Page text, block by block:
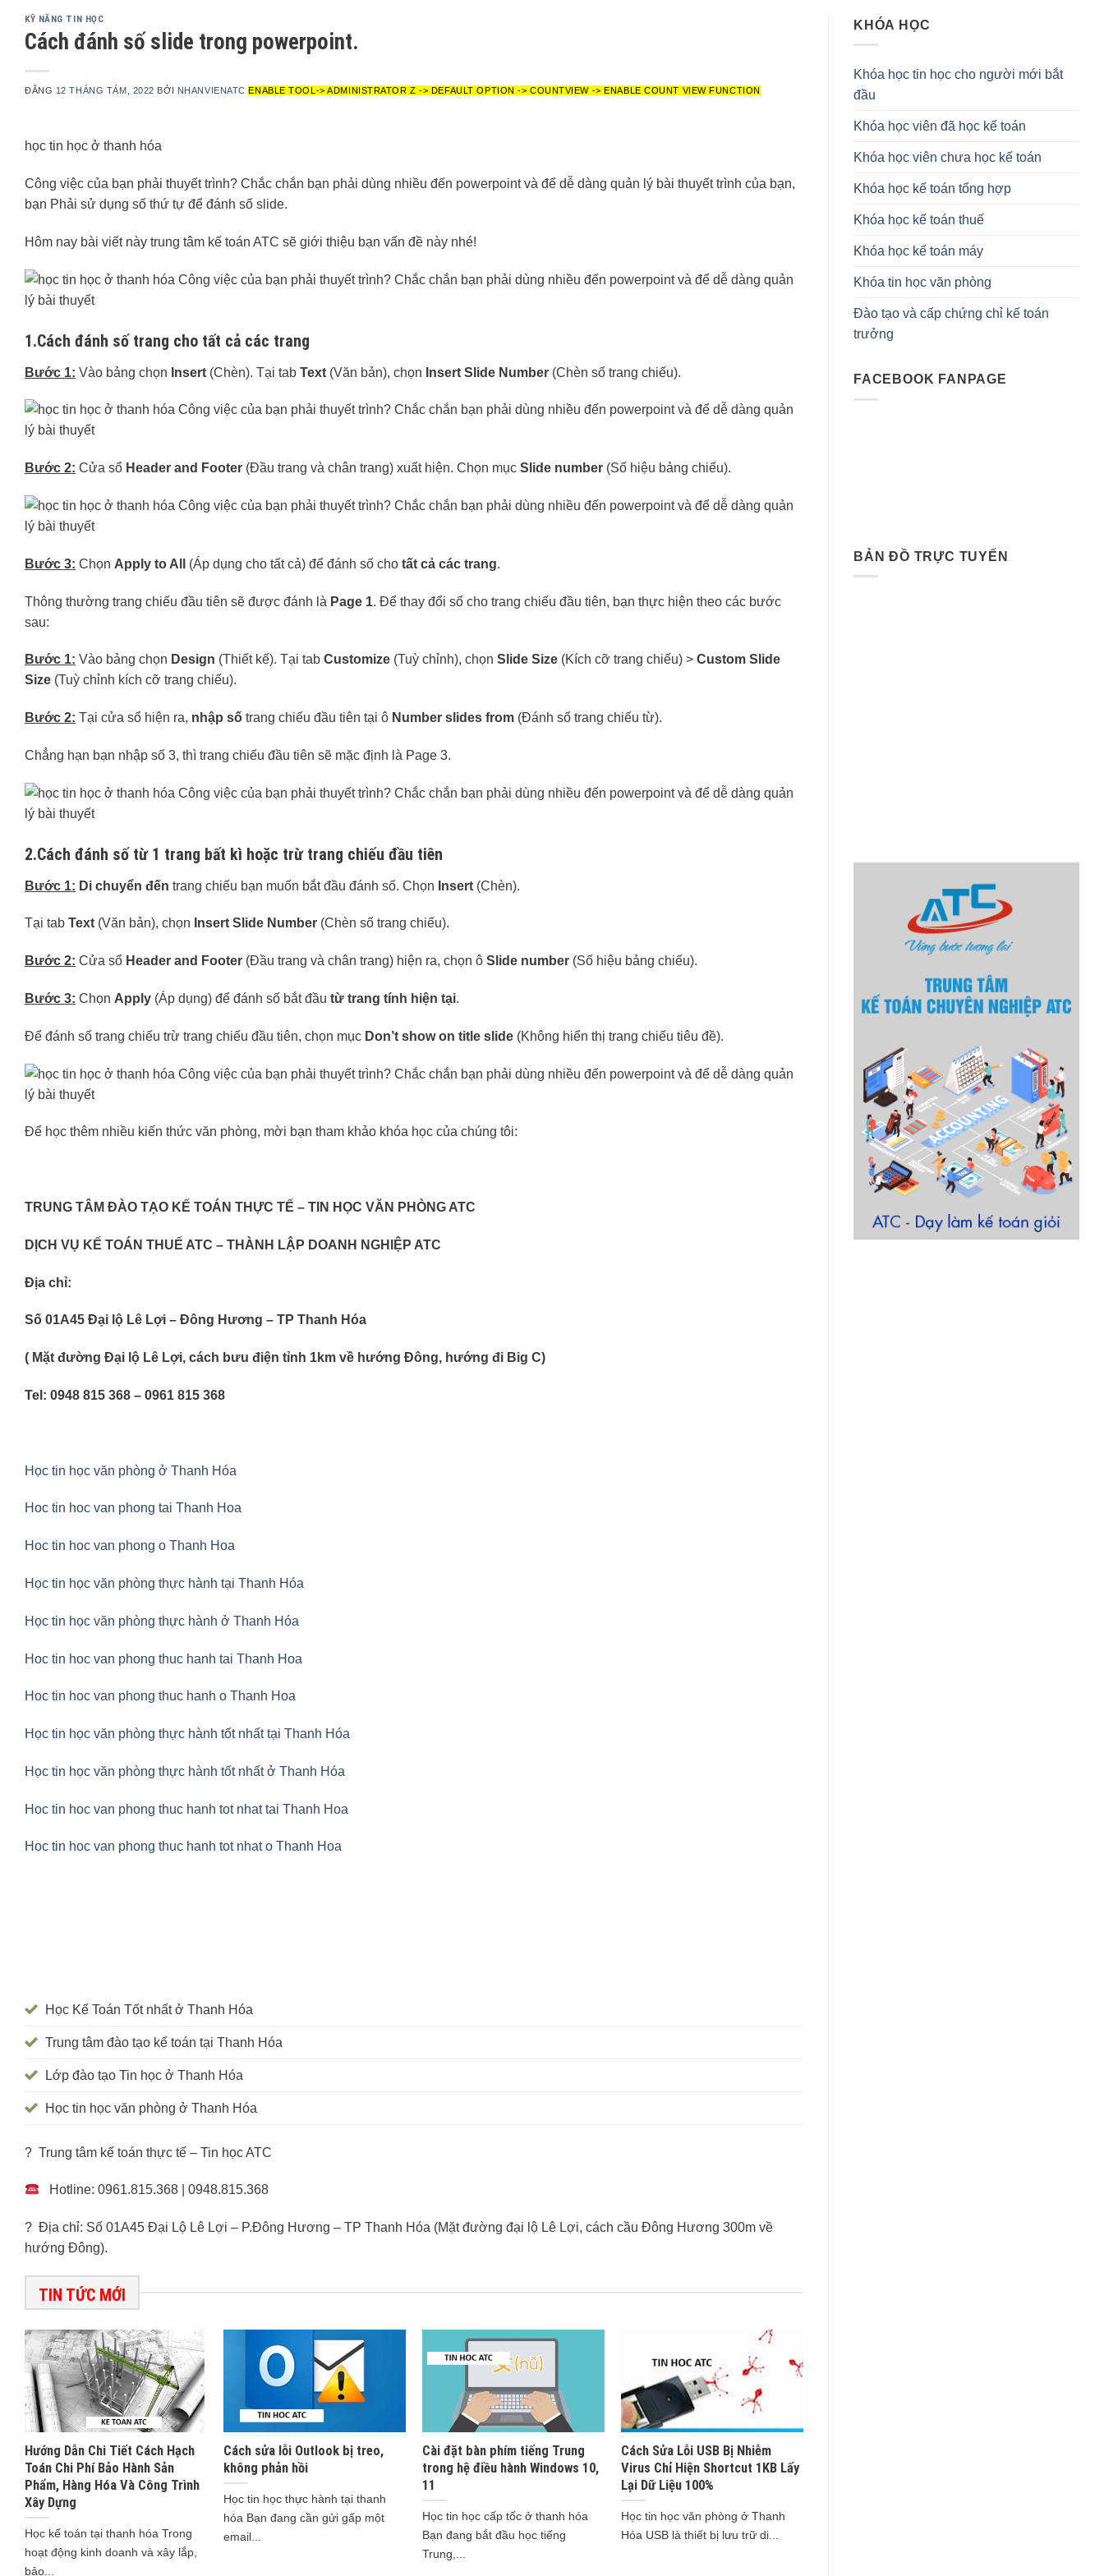
KỸ NĂNG TIN HỌC
Cách đánh số slide trong powerpoint.
ĐĂNG 12 THÁNG TÁM, 2022 BỞI NHANVIENATC ENABLE TOOL-> ADMINISTRATOR Z -> DEFAULT OPTION -> COUNTVIEW -> ENABLE COUNT VIEW FUNCTION
học tin học ở thanh hóa
Công việc của bạn phải thuyết trình? Chắc chắn bạn phải dùng nhiều đến powerpoint và để dễ dàng quản lý bài thuyết trình của bạn,
bạn Phải sử dụng số thứ tự để đánh số slide.
Hôm nay bài viết này trung tâm kế toán ATC sẽ giới thiệu bạn vấn đề này nhé!
1.Cách đánh số trang cho tất cả các trang
Bước 1: Vào bảng chọn Insert (Chèn). Tại tab Text (Văn bản), chọn Insert Slide Number (Chèn số trang chiếu).
Bước 2: Cửa sổ Header and Footer (Đầu trang và chân trang) xuất hiện. Chọn mục Slide number (Số hiệu bảng chiếu).
Bước 3: Chọn Apply to All (Áp dụng cho tất cả) để đánh số cho tất cả các trang.
Thông thường trang chiếu đầu tiên sẽ được đánh là Page 1. Để thay đổi số cho trang chiếu đầu tiên, bạn thực hiện theo các bước
sau:
Bước 1: Vào bảng chọn Design (Thiết kế). Tại tab Customize (Tuỳ chỉnh), chọn Slide Size (Kích cỡ trang chiếu) > Custom Slide
Size (Tuỳ chỉnh kích cỡ trang chiếu).
Bước 2: Tại cửa sổ hiện ra, nhập số trang chiếu đầu tiên tại ô Number slides from (Đánh số trang chiếu từ).
Chẳng hạn bạn nhập số 3, thì trang chiếu đầu tiên sẽ mặc định là Page 3.
2.Cách đánh số từ 1 trang bất kì hoặc trừ trang chiếu đầu tiên
Bước 1: Di chuyển đến trang chiếu bạn muốn bắt đầu đánh số. Chọn Insert (Chèn).
Tại tab Text (Văn bản), chọn Insert Slide Number (Chèn số trang chiếu).
Bước 2: Cửa sổ Header and Footer (Đầu trang và chân trang) hiện ra, chọn ô Slide number (Số hiệu bảng chiếu).
Bước 3: Chọn Apply (Áp dụng) để đánh số bắt đầu từ trang tính hiện tại.
Để đánh số trang chiếu trừ trang chiếu đầu tiên, chọn mục Don’t show on title slide (Không hiển thị trang chiếu tiêu đề).
Để học thêm nhiều kiến thức văn phòng, mời bạn tham khảo khóa học của chúng tôi:
TRUNG TÂM ĐÀO TẠO KẾ TOÁN THỰC TẾ – TIN HỌC VĂN PHÒNG ATC
DỊCH VỤ KẾ TOÁN THUẾ ATC – THÀNH LẬP DOANH NGHIỆP ATC
Địa chỉ:
Số 01A45 Đại lộ Lê Lợi – Đông Hương – TP Thanh Hóa
( Mặt đường Đại lộ Lê Lợi, cách bưu điện tỉnh 1km về hướng Đông, hướng đi Big C)
Tel: 0948 815 368 – 0961 815 368
Học tin học văn phòng ở Thanh Hóa
Hoc tin hoc van phong tai Thanh Hoa
Hoc tin hoc van phong o Thanh Hoa
Học tin học văn phòng thực hành tại Thanh Hóa
Học tin học văn phòng thực hành ở Thanh Hóa
Hoc tin hoc van phong thuc hanh tai Thanh Hoa
Hoc tin hoc van phong thuc hanh o Thanh Hoa
Học tin học văn phòng thực hành tốt nhất tại Thanh Hóa
Học tin học văn phòng thực hành tốt nhất ở Thanh Hóa
Hoc tin hoc van phong thuc hanh tot nhat tai Thanh Hoa
Hoc tin hoc van phong thuc hanh tot nhat o Thanh Hoa
Học Kế Toán Tốt nhất ở Thanh Hóa
Trung tâm đào tạo kế toán tại Thanh Hóa
Lớp đào tạo Tin học ở Thanh Hóa
Học tin học văn phòng ở Thanh Hóa
? Trung tâm kế toán thực tế – Tin học ATC
Hotline: 0961.815.368 | 0948.815.368
? Địa chỉ: Số 01A45 Đại Lộ Lê Lợi – P.Đông Hương – TP Thanh Hóa (Mặt đường đại lộ Lê Lợi, cách cầu Đông Hương 300m về
hướng Đông).
TIN TỨC MỚI
Hướng Dẫn Chi Tiết Cách Hạch
Toán Chi Phí Bảo Hành Sản
Phẩm, Hàng Hóa Và Công Trình
Xây Dựng
Học kế toán tại thanh hóa Trong
hoạt động kinh doanh và xây lắp,
bảo...
Cách sửa lỗi Outlook bị treo,
không phản hồi
Học tin học thực hành tại thanh
hóa Bạn đang cần gửi gấp một
email...
Cài đặt bàn phím tiếng Trung
trong hệ điều hành Windows 10,
11
Học tin học cấp tốc ở thanh hóa
Bạn đang bắt đầu học tiếng
Trung,...
Cách Sửa Lỗi USB Bị Nhiễm
Virus Chỉ Hiện Shortcut 1KB Lấy
Lại Dữ Liệu 100%
Học tin học văn phòng ở Thanh
Hóa USB là thiết bị lưu trữ di...
KHÓA HỌC
Khóa học tin học cho người mới bắt
đầu
Khóa học viên đã học kế toán
Khóa học viên chưa học kế toán
Khóa học kế toán tổng hợp
Khóa học kế toán thuế
Khóa học kế toán máy
Khóa tin học văn phòng
Đào tạo và cấp chứng chỉ kế toán
trưởng
FACEBOOK FANPAGE
BẢN ĐỒ TRỰC TUYẾN